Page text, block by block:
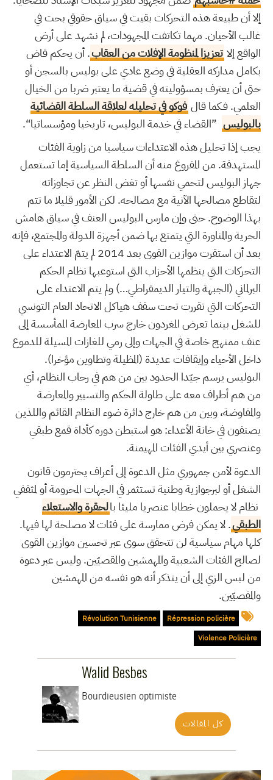
إلا أن طبيعة هذه التحركات بقيت في سياق حقوقي بحت في
غالب الأحيان. مهما تكاتفت المجهودات، لم نشهد على أرض
الواقع إلا تعزيزا لمنظومة الإفلات من العقاب. أن يحكم قاض
بكامل مداركه العقلية في وضع عادي على بوليس بالسجن أو
حتى أن يعترف بمسؤوليته في قضية ما يعتبر ضربا من الخيال
العلمي. فـكما قال فوكو في تحليله لعلاقة السلطة القضائية
بالبوليس ”القضاء في خدمة البوليس، تاريخيا ومؤسساتيا“.
يجب إذا تحليل هذه الاعتداءات سياسيا من زاوية الفئات
المستهدفة. من المفروغ منه أن السلطة السياسية إما تستعمل
جهاز البوليس لتحمي نفسها أو تغض النظر عن تجاوزاته
لتقاطع مصالحها الآنية مع مصالحه. لكن الأمور قليلا ما تتم
بهذا الوضوح. حتى وإن مارس البوليس العنف في سياق هامش
الحرية والمناورة التي يتمتع بها ضمن أجهزة الدولة والمجتمع، فإنه
بعد أن استقرت موازين القوى بعد 2014 لم يتمّ الاعتداء على
التحركات التي ينظمها الأحزاب التي استوعبها نظام الحكم
البرلماني (الجبهة والتيار الديمقراطي…) ولم يتم الاعتداء على
التحركات التي تقررت تحت سقف هياكل الاتحاد العام التونسي
للشغل بينما تعرض المغردون خارج سرب المعارضة الممأسسة إلى
عنف ممنهج خاصة في الجهات وإلى رمي للغازات المسيلة للدموع
داخل الأحياء وإيقافات عديدة (المظيلة وتطاوين مؤخرا).
البوليس يرسم جيّدا الحدود بين من هم في رحاب النظام، أي
من هم أطراف معه على طاولة الحكم والتسيير والمعارضة
والمفاوضة، وبين من هم خارج دائرة ضوء النظام القائم واللذين
يصنفون في خانة الأعداء: هو استبطن دوره كأداة قمع طبقي
وعنصري بين أيدي الفئات المهيمنة.
الدعوة لأمن جمهوري مثل الدعوة إلى أعراف يحترمون قانون
الشغل أو لبرجوازية وطنية تستثمر في الجهات المحرومة أو لمثقفي
نظام لا يحملون خطابا عنصريا مليئا بالحقرة والاستعلاء
الطبقي. لا يمكن فرض ممارسة على فئات لا مصلحة لها فيها.
كلها مهام سياسية لن تتحقق سوى عبر تحسين موازين القوى
لصالح الفئات الشعبية والمهمشين والمقصيّين. وليس عبر دعوة
من لبس الزي إلى أن يتذكر أنه هو نفسه من المهمشين
والمقصيّين.
Répression policière
Révolution Tunisienne
Violence Policière
Walid Besbes
Bourdieusien optimiste
كل المقالات